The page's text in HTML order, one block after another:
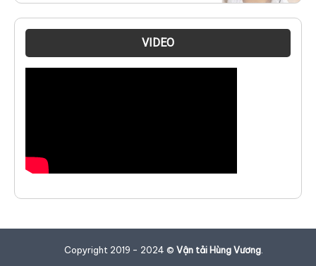
VIDEO
Copyright 2019 - 2024 © Vận tải Hùng Vương.